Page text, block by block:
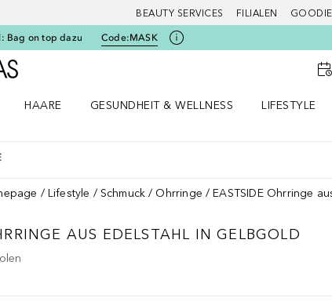
BEAUTY SERVICES FILIALEN
Bag on top dazu Code:MASK
Zur Douglas Startseite
HAARE
GESUNDHEIT & WELLNESS
LIFESTYLE
Lifestyle Schmuck Ohrringe EASTSIDE Ohrringe
AUS EDELSTAHL IN GELBGOLD